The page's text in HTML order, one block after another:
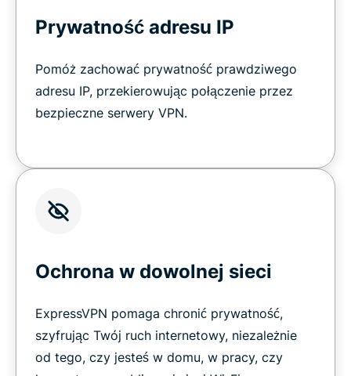
Prywatność adresu IP
Pomóż zachować prywatność prawdziwego
adresu IP, przekierowując połączenie przez
bezpieczne serwery VPN.
Ochrona w dowolnej sieci
ExpressVPN pomaga chronić prywatność,
szyfrując Twój ruch internetowy, niezależnie
od tego, czy jesteś w domu, w pracy, czy